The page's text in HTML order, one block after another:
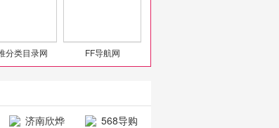
分类目录网 FF导航网
济南欣烨
568导购